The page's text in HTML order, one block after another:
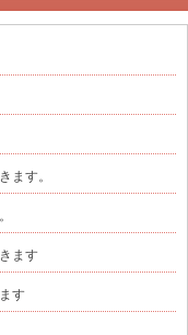
ます。
ます
す